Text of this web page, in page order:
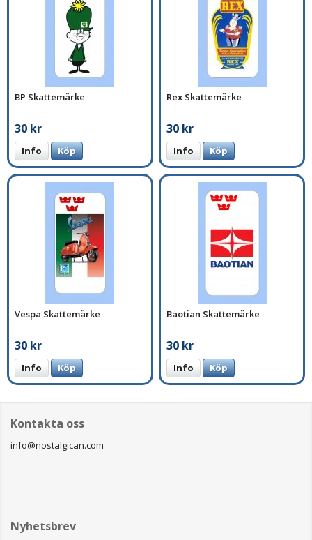
BP Skattemärke
30 kr
Info Köp
Rex Skattemärke
30 kr
Info Köp
Vespa Skattemärke
30 kr
Info Köp
Baotian Skattemärke
30 kr
Info Köp
Kontakta oss
info@nostalgican.com
Nyhetsbrev